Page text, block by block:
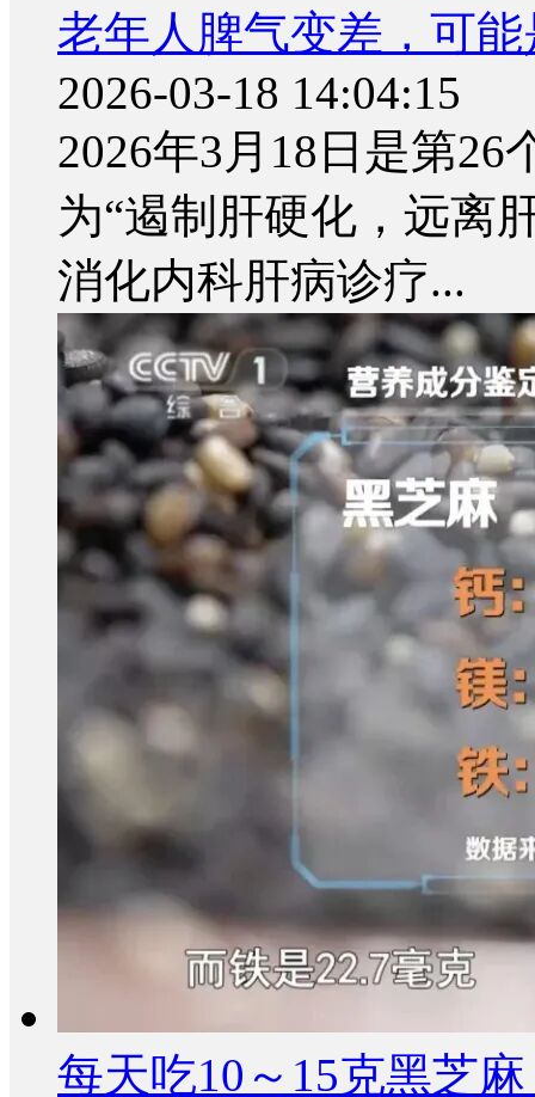
老年人脾气变差，可
2026-03-18 14:04:15
2026年3月18日是第26
为“遏制肝硬化，远离
消化内科肝病诊疗...
每天吃10～15克黑芝